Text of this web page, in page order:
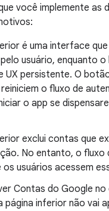
você implemente as
é uma interface
usuário, enquanto
UX persistente. O
o fluxo de
o app se
exclui contas que
No entanto, o fluxo
os usuários acessem
Contas do Google
página inferior não vai